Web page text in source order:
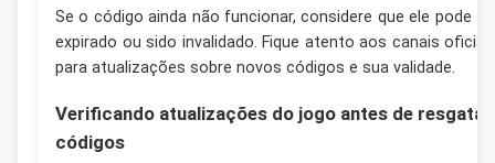
Se o código ainda não funcionar, considere que ele pode
expirado ou sido invalidado. Fique atento aos canais
para atualizações sobre novos códigos e sua validade.
Verificando atualizações do jogo antes de resgatar
códigos